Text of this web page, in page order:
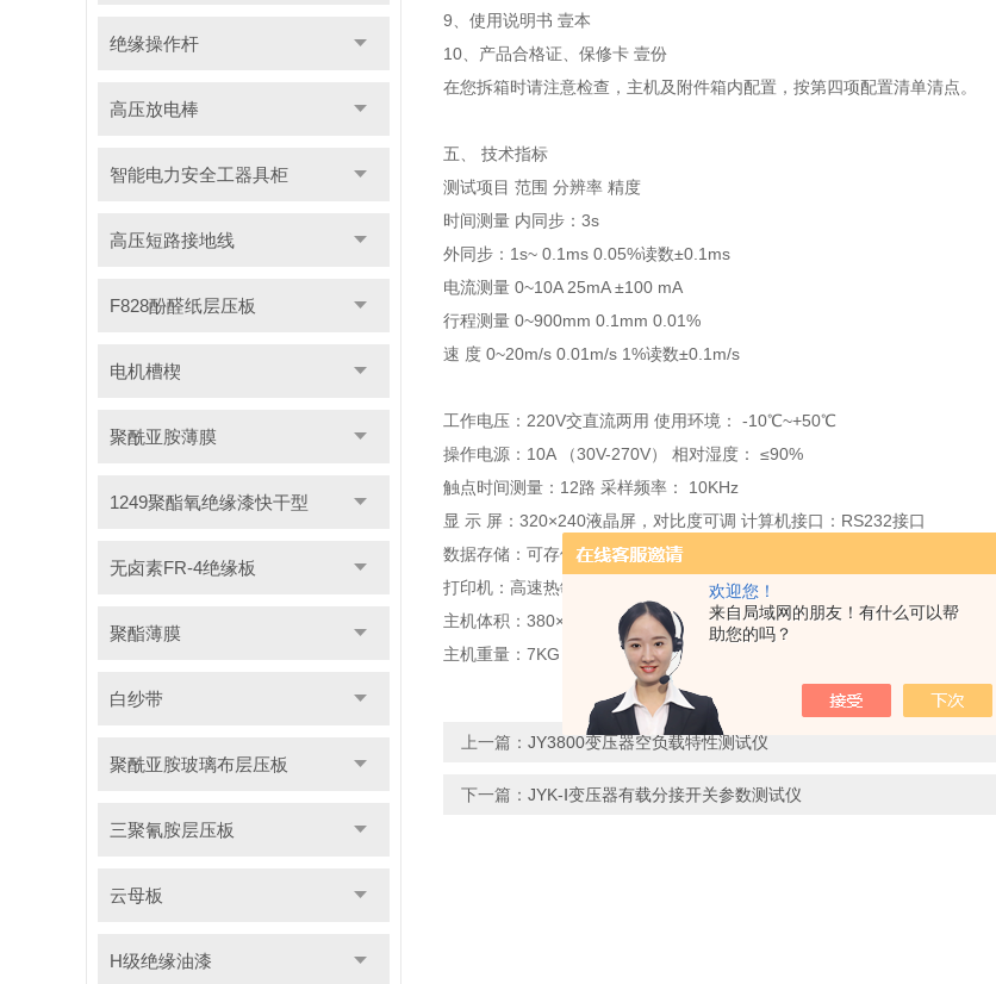
欢迎您！
来自局域网的朋友！有什么可以帮
助您的吗？
绝缘操作杆
高压放电棒
智能电力安全工器具柜
高压短路接地线
F828酚醛纸层压板
电机槽楔
聚酰亚胺薄膜
1249聚酯氧绝缘漆快干型
无卤素FR-4绝缘板
聚酯薄膜
白纱带
聚酰亚胺玻璃布层压板
三聚氰胺层压板
云母板
H级绝缘油漆
9、使用说明书 壹本
10、产品合格证、保修卡 壹份
在您拆箱时请注意检查，主机及附件箱内配置，按第四项配置清单清点。
五、 技术指标
测试项目 范围 分辨率 精度
时间测量 内同步：3s
外同步：1s~ 0.1ms 0.05%读数±0.1ms
电流测量 0~10A 25mA ±100 mA
行程测量 0~900mm 0.1mm 0.01%
速 度 0~20m/s 0.01m/s 1%读数±0.1m/s
工作电压：220V交直流两用 使用环境： -10℃~+50℃
操作电源：10A （30V-270V） 相对湿度： ≤90%
触点时间测量：12路 采样频率： 10KHz
显 示 屏：320×240液晶屏，对比度可调 计算机接口：RS232接口
数据存储：可存储30组测量数据和波形
打印机：高速热敏打印机
主机体积：380×280×140mm
主机重量：7KG
上一篇： JY3800变压器空负载特性测试仪
下一篇： JYK-Ⅰ变压器有载分接开关参数测试仪